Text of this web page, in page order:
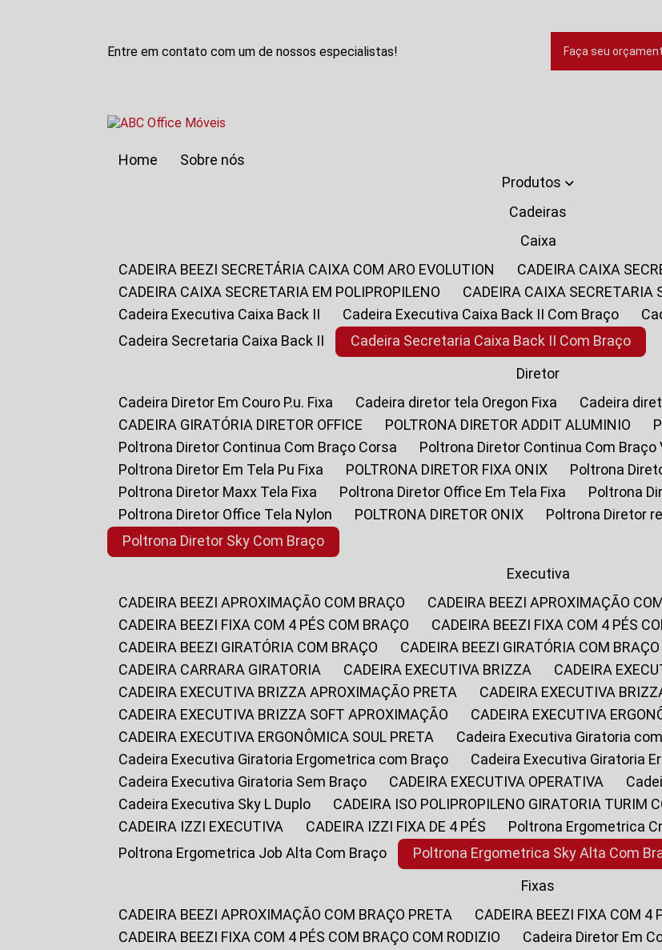
Entre em contato com um de nossos especialistas! Faça seu
Home
Sobre nós
Produtos
Cadeiras
Caixa
CADEIRA BEEZI SECRETÁRIA CAIXA COM ARO EVOLUTION
CADEIRA CAIXA
CADEIRA CAIXA SECRETARIA EM POLIPROPILENO
CADEIRA CAIXA SECRETARIA
Cadeira Executiva Caixa Back II
Cadeira Executiva Caixa Back II Com Braço
Cadeira Secretaria Caixa Back II
Cadeira Secretaria Caixa Back II Com Braço
Diretor
Cadeira Diretor Em Couro P.u. Fixa
Cadeira diretor tela Oregon Fixa
Cadeira
CADEIRA GIRATÓRIA DIRETOR OFFICE
POLTRONA DIRETOR ADDIT ALUMINIO
Poltrona Diretor Continua Com Braço Corsa
Poltrona Diretor Continua Com Braço
Poltrona Diretor Em Tela Pu Fixa
POLTRONA DIRETOR FIXA ONIX
Poltrona
Poltrona Diretor Maxx Tela Fixa
Poltrona Diretor Office Em Tela Fixa
Poltrona
Poltrona Diretor Office Tela Nylon
POLTRONA DIRETOR ONIX
Poltrona Diretor
Poltrona Diretor Sky Com Braço
Executiva
CADEIRA BEEZI APROXIMAÇÃO COM BRAÇO
CADEIRA BEEZI APROXIMAÇÃO
CADEIRA BEEZI FIXA COM 4 PÉS COM BRAÇO
CADEIRA BEEZI FIXA COM 4 PÉS
CADEIRA BEEZI GIRATÓRIA COM BRAÇO
CADEIRA BEEZI GIRATÓRIA COM BRAÇO
CADEIRA CARRARA GIRATORIA
CADEIRA EXECUTIVA BRIZZA
CADEIRA
CADEIRA EXECUTIVA BRIZZA APROXIMAÇÃO PRETA
CADEIRA EXECUTIVA
CADEIRA EXECUTIVA BRIZZA SOFT APROXIMAÇÃO
CADEIRA EXECUTIVA
CADEIRA EXECUTIVA ERGONÔMICA SOUL PRETA
Cadeira Executiva Giratoria
Cadeira Executiva Giratoria Ergometrica com Braço
Cadeira Executiva Giratoria
Cadeira Executiva Giratoria Sem Braço
CADEIRA EXECUTIVA OPERATIVA
Cadeira Executiva Sky L Duplo
CADEIRA ISO POLIPROPILENO GIRATORIA TURIM
CADEIRA IZZI EXECUTIVA
CADEIRA IZZI FIXA DE 4 PÉS
Poltrona Ergometrica
Poltrona Ergometrica Job Alta Com Braço
Poltrona Ergometrica Sky Alta Com
Fixas
CADEIRA BEEZI APROXIMAÇÃO COM BRAÇO PRETA
CADEIRA BEEZI FIXA COM 4
CADEIRA BEEZI FIXA COM 4 PÉS COM BRAÇO COM RODIZIO
Cadeira Diretor Em